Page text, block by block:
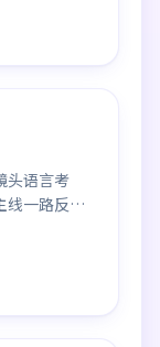
头语言考
线一路反
。